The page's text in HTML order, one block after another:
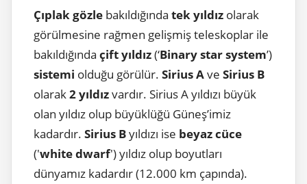
Çıplak gözle bakıldığında tek yıldız olarak
görülmesine rağmen gelişmiş teleskoplar ile
bakıldığında çift yıldız(‘Binary star system’)
sistemi olduğu görülür. Sirius Ave Sirius B
olarak2 yıldızvardır. Sirius A yıldızı büyük
olan yıldız olup büyüklüğü Güneş’imiz
kadardır. Sirius Byıldızı ise beyaz cüce
('white dwarf') yıldız olup boyutları
dünyamız kadardır (12.000 km çapında).